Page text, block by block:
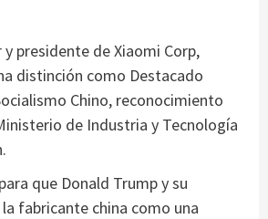
presidente de Xiaomi Corp,
distinción como Destacado
Chino, reconocimiento
de Industria y Tecnología
que Donald Trump y su
fabricante china como una